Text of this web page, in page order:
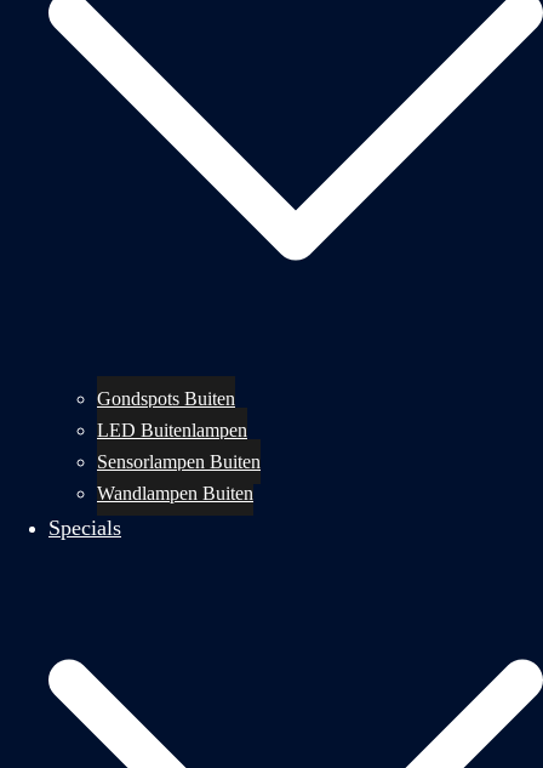
Gondspots Buiten
LED Buitenlampen
Sensorlampen Buiten
Wandlampen Buiten
Specials